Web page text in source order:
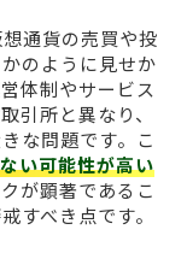
通貨の売買や投
のように見せか
体制やサービス
引所と異なり、
な問題です。こ
い可能性が高い
が顕著であるこ
すべき点です。